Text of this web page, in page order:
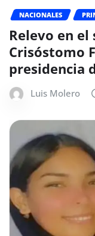
NACIONALES
Relevo en
Crisóstomo
presidencia
Luis Molero